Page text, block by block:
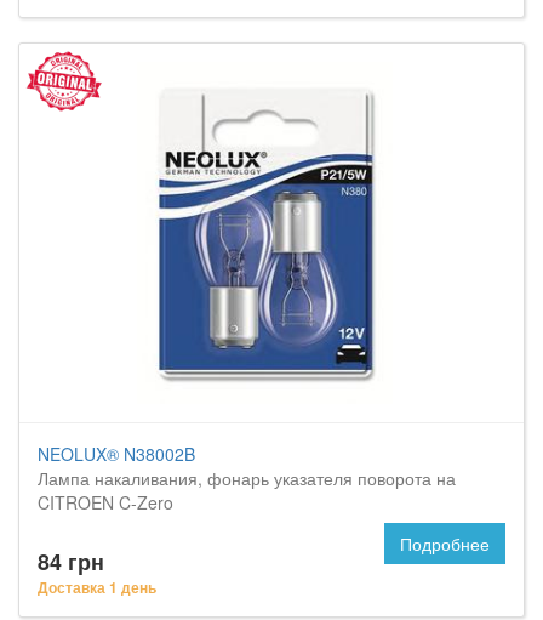
NEOLUX® N38002B
Лампа накаливания, фонарь указателя поворота на
CITROEN C-Zero
84 грн
Доставка 1 день
Подробнее